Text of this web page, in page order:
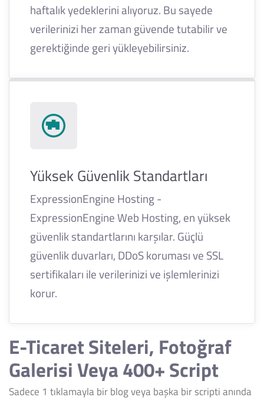
haftalık yedeklerini alıyoruz. Bu sayede
verilerinizi her zaman güvende tutabilir ve
gerektiğinde geri yükleyebilirsiniz.
Yüksek Güvenlik Standartları
ExpressionEngine Hosting -
ExpressionEngine Web Hosting, en yüksek
güvenlik standartlarını karşılar. Güçlü
güvenlik duvarları, DDoS koruması ve SSL
sertifikaları ile verilerinizi ve işlemlerinizi
korur.
E-Ticaret Siteleri, Fotoğraf
Galerisi Veya 400+ Script
Sadece 1 tıklamayla bir blog veya başka bir scripti anında